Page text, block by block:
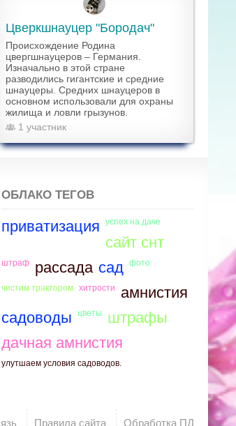
Цверкшнауцер "Бородач"
Происхождение Родина
цвергшнауцеров – Германия.
Изначально в этой стране
разводились гигантские и средние
шнауцеры. Средних шнауцеров в
основном использовали для охраны
жилища и ловли грызунов.
1 участник
ОБЛАКО ТЕГОВ
приватизация успех на даче
сайт снт
штраф рассада сад фото
чистим трактором хитрости
амнистия
садоводы
цветы
штрафы
дачная амнистия
улутшаем условия садоводов.
Правила сайта Обработка ПД